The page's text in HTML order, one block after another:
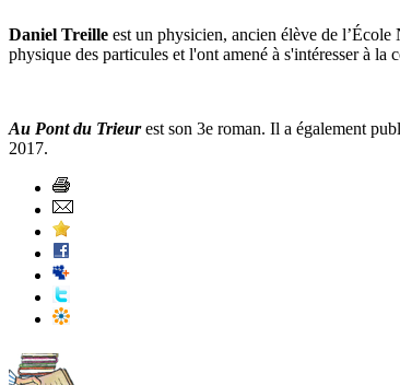
Daniel Treille est un physicien, ancien élève de l’École
physique des particules et l'ont amené à s'intéresser à la
Au Pont du Trieurest son 3e roman. Il a également
2017.